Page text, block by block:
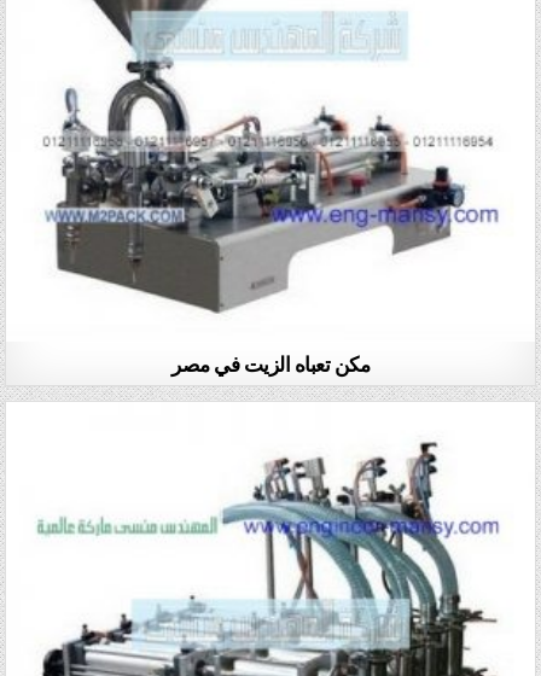
مكن تعباه الزيت في مصر